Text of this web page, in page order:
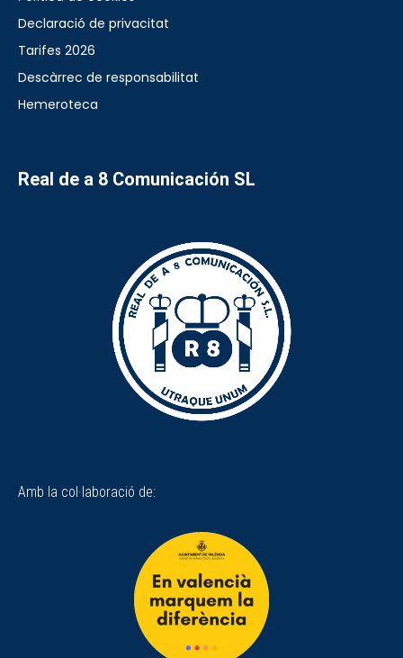
Declaració de privacitat
Tarifes 2026
Descàrrec de responsabilitat
Hemeroteca
Real de a 8 Comunicación SL
Amb la col·laboració de: